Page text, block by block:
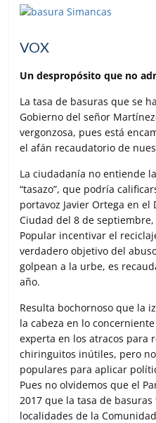
VOX
Un despropósito que no
La tasa de basuras que se
Gobierno del señor
vergonzosa, pues está
el afán recaudatorio de
La ciudadanía no entiende
“tasazo”, que podría
portavoz Javier Ortega en el
Ciudad del 8 de septiembre,
Popular incentivar el
verdadero objetivo del
golpean a la urbe, es
año.
Resulta bochornoso que la
la cabeza en lo
experta en los atracos para
chiringuitos inútiles, pero
populares para aplicar
Pues no olvidemos que el
2017 que la tasa de
localidades de la